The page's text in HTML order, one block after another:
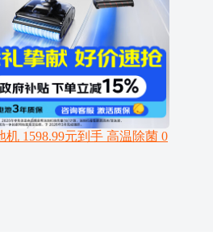
1598.99元到手 高温除菌 0